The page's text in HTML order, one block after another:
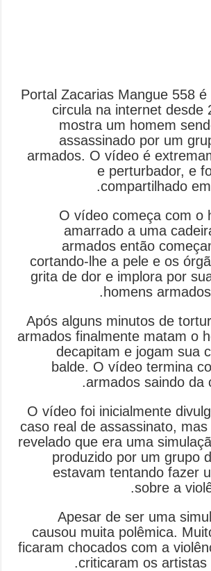
Portal Zacarias Mangue 558
circula na internet desde
mostra um homem
assassinado por um
armados. O vídeo é
e perturbador, e
compartilhado
O vídeo começa com o
amarrado a uma
armados então
cortando-lhe a pele e os
grita de dor e implora por
homens
Após alguns minutos de
armados finalmente matam o
decapitam e jogam sua
balde. O vídeo termina
armados saindo da
O vídeo foi inicialmente
caso real de assassinato,
revelado que era uma
produzido por um grupo
estavam tentando fazer
sobre a
Apesar de ser uma
causou muita polêmica.
ficaram chocados com a
criticaram os artistas